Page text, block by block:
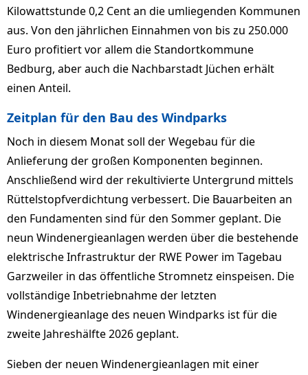
Kilowattstunde 0,2 Cent an die umliegenden Kommunen
aus. Von den jährlichen Einnahmen von bis zu 250.000
Euro profitiert vor allem die Standortkommune
Bedburg, aber auch die Nachbarstadt Jüchen erhält
einen Anteil.
Zeitplan für den Bau des Windparks
Noch in diesem Monat soll der Wegebau für die
Anlieferung der großen Komponenten beginnen.
Anschließend wird der rekultivierte Untergrund mittels
Rüttelstopfverdichtung verbessert. Die Bauarbeiten an
den Fundamenten sind für den Sommer geplant. Die
neun Windenergieanlagen werden über die bestehende
elektrische Infrastruktur der RWE Power im Tagebau
Garzweiler in das öffentliche Stromnetz einspeisen. Die
vollständige Inbetriebnahme der letzten
Windenergieanlage des neuen Windparks ist für die
zweite Jahreshälfte 2026 geplant.
Sieben der neuen Windenergieanlagen mit einer